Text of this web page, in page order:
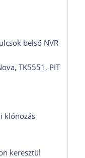
belső NVR
TK5551, PIT
klónozás
keresztül